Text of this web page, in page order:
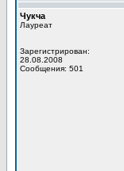
Чукча
Лауреат
Зарегистрирован:
28.08.2008
Сообщения: 501